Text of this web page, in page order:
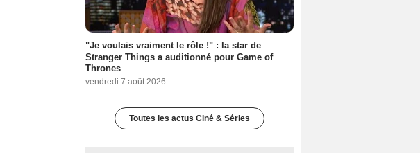
"Je voulais vraiment le rôle !" : la star de
Stranger Things a auditionné pour Game of
Thrones
vendredi 7 août 2026
Toutes les actus Ciné & Séries